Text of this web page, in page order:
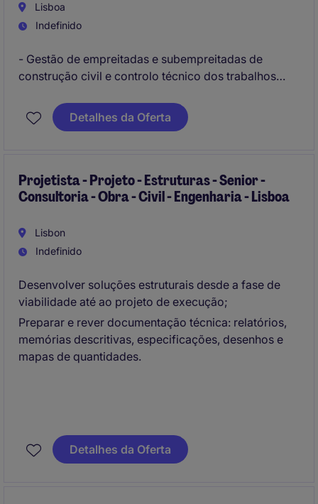
Lisboa
Indefinido
- Gestão de empreitadas e subempreitadas de
construção civil e controlo técnico dos trabalhos
- Cumprir o planeamento, controlando qualidade,
Detalhes da Oferta
Projetista - Projeto - Estruturas - Senior -
Consultoria - Obra - Civil - Engenharia - Lisboa
Lisbon
Indefinido
Desenvolver soluções estruturais desde a fase de
viabilidade até ao projeto de execução;
Preparar e rever documentação técnica: relatórios,
memórias descritivas, especificações, desenhos e
mapas de quantidades.
Detalhes da Oferta